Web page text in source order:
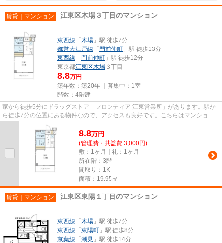
賃貸｜マンション 江東区木場３丁目のマンション
東西線 「 木場 」駅 徒歩7分
都営大江戸線 「 門前仲町 」駅 徒歩13分
東西線 「 門前仲町 」駅 徒歩12分
東京都江東区木場 ３丁目
8.8万円
築年数：築20年 ｜募集中： 1室
階数：4階建
家から徒歩5分にドラッグストア「フロンティア 江東営業所」があります。駅か
ら徒歩7分の位置にある物件なので、アクセスも良好です。こちらはマンション
タイプになります。こちらの物...
8.8万円
(管理費・共益費 3,000円)
敷：1ヶ月｜礼：1ヶ月
所在階：3階
間取り：1K
面積：19.95㎡
賃貸｜マンション 江東区東陽１丁目のマンション
東西線 「 木場 」駅 徒歩7分
東西線 「 東陽町 」駅 徒歩8分
京葉線 「 潮見 」駅 徒歩14分